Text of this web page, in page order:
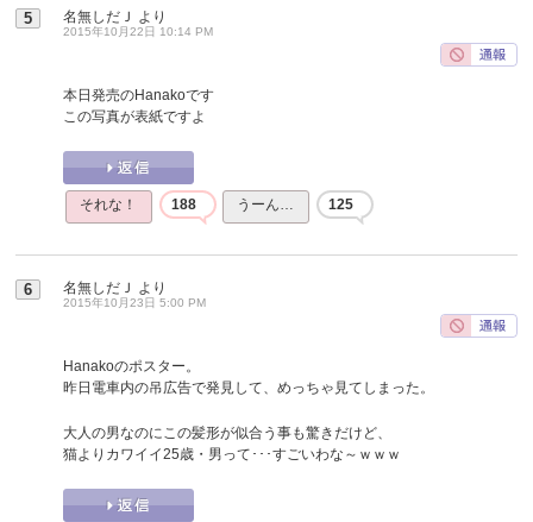
5 名無しだＪ より
2015年10月22日 10:14 PM
本日発売のHanakoです
この写真が表紙ですよ
それな！ 188 うーん… 125
6 名無しだＪ より
2015年10月23日 5:00 PM
Hanakoのポスター。
昨日電車内の吊広告で発見して、めっちゃ見てしまった。
大人の男なのにこの髪形が似合う事も驚きだけど、
猫よりカワイイ25歳・男って･･･すごいわな～ｗｗｗ